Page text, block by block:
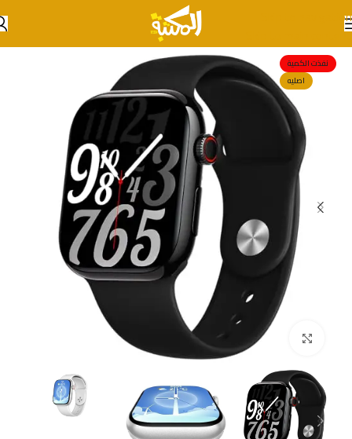
Skip to navigation
Skip to main content
نفذت الكمية
اصليه
انقر للتكبير